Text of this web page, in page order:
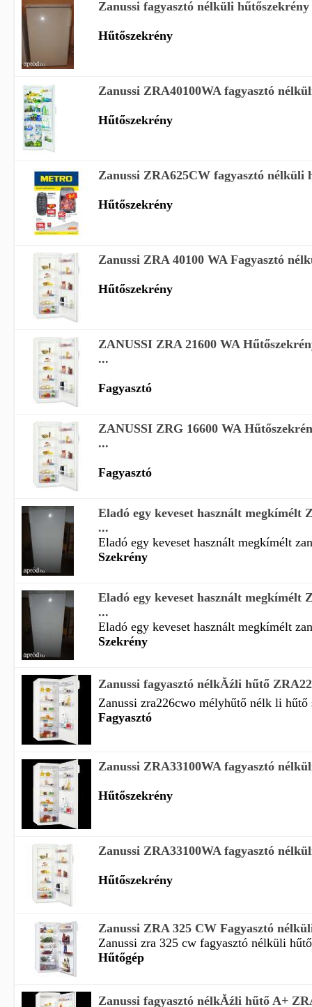
Zanussi fagyasztó nélküli hűtőszekrény
Hűtőszekrény
Zanussi ZRA40100WA fagyasztó
Hűtőszekrény
Zanussi ZRA625CW fagyasztó nélküli
Hűtőszekrény
Zanussi ZRA 40100 WA Fagyasztó
Hűtőszekrény
ZANUSSI ZRA 21600 WA
...
Fagyasztó
ZANUSSI ZRG 16600 WA
...
Fagyasztó
Eladó egy keveset használt megkímélt
...
Eladó egy keveset használt megkímélt
Szekrény
Eladó egy keveset használt megkímélt
...
Eladó egy keveset használt megkímélt
Szekrény
Zanussi fagyasztó nélkĂźli hűtő
Zanussi zra226cwo mélyhűtő nélk li hűtő
Fagyasztó
Zanussi ZRA33100WA fagyasztó
Hűtőszekrény
Zanussi ZRA33100WA fagyasztó
Hűtőszekrény
Zanussi ZRA 325 CW Fagyasztó
Zanussi zra 325 cw fagyasztó nélküli
Hűtőgép
Zanussi fagyasztó nélkĂźli hűtő A+